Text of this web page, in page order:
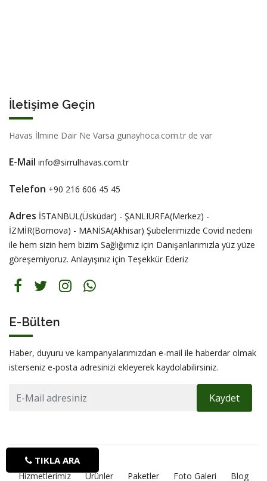
TIKLA ARA
İletişime Geçin
Havas İlmine Dair Ne Varsa gunayhoca.com.tr de var
E-Mail info@sirrulhavas.com.tr
Telefon +90 216 606 45 45
Adres İSTANBUL(Üsküdar) - ŞANLIURFA(Merkez) -
İZMİR(Bornova) - MANİSA(Akhisar) Şubelerimizde Covid nedeni
ile hem sizin hem bizim Sağlığımız için Danışanlarımızla yüz yüze
göreşemiyoruz. Anlayışınız için Teşekkür Ederiz
E-Bülten
Haber, duyuru ve kampanyalarımızdan e-mail ile haberdar olmak
isterseniz e-posta adresinizi ekleyerek kaydolabilirsiniz.
Kaydet
Hizmetlerimiz Ürünler Paketler Foto Galeri Blog